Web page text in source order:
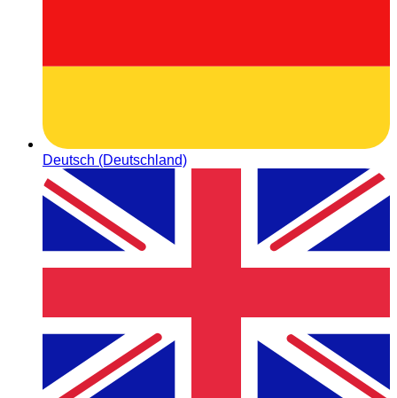
Deutsch (Deutschland)